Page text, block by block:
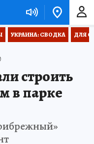
УКРАИНА: СВОДКА ДЛЯ
строить
в парке